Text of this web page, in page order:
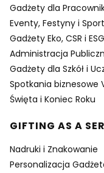
Gadżety dla
Eventy, Festyny i Sport
Gadżety Eko, CSR i ESG
Administracja
Gadżety dla Szkół i
Spotkania biznesowe
Święta i Koniec Roku
GIFTING AS A
Nadruki i Znakowanie
Personalizacja